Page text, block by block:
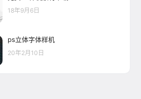
18年9月6日
ps立体字体样机
20年2月10日